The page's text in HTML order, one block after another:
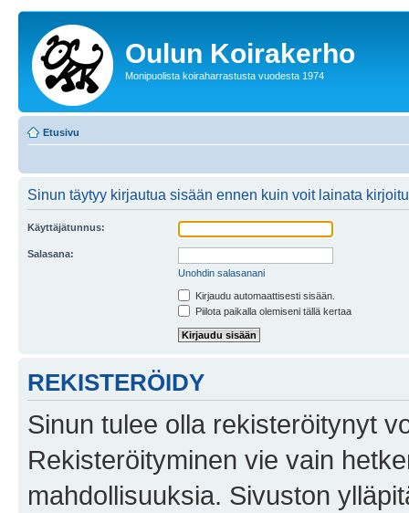
Oulun Koirakerho
Monipuolista koiraharrastusta vuodesta 1974
Etusivu
Sinun täytyy kirjautua sisään ennen kuin voit lainata
Käyttäjätunnus:
Salasana:
Unohdin salasanani
Kirjaudu automaattisesti sisään.
Piilota paikalla olemiseni tällä kertaa
REKISTERÖIDY
Sinun tulee olla rekisteröitynyt
Rekisteröityminen vie vain
mahdollisuuksia. Sivuston